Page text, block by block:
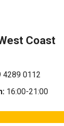
Coast
4289 0112
16:00-21:00